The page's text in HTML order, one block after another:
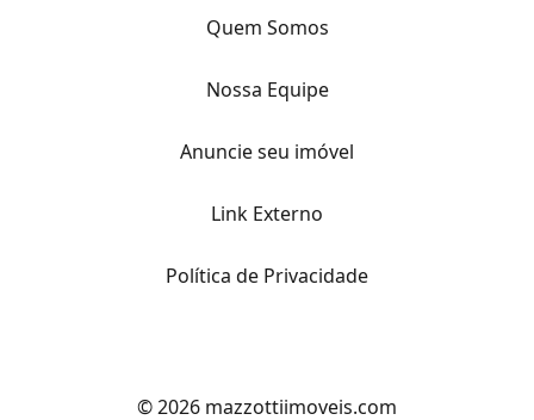
Quem Somos
Nossa Equipe
Anuncie seu imóvel
Link Externo
Política de Privacidade
© 2026 mazzottiimoveis.com